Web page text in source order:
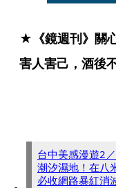
★《鏡週刊》關
害人害己，酒後
台中美感漫遊2
潮汐濕地！在八
必收網路暴紅消